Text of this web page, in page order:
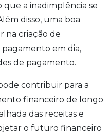
a inadimplência se
disso, uma boa
na criação de
em dia,
de pagamento.
contribuir para a
financeiro de longo
das receitas e
o futuro financeiro